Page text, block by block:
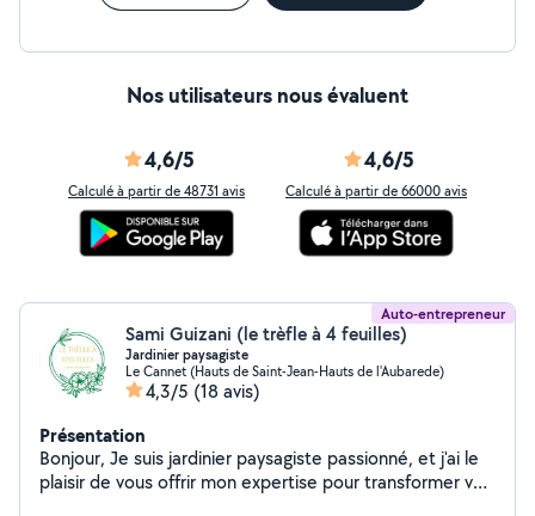
Nos utilisateurs nous évaluent
4,6/5
Calculé à partir de 48731 avis
4,6/5
Calculé à partir de 66000 avis
Auto-entrepreneur
Sami Guizani (le trèfle à 4 feuilles)
Jardinier paysagiste
Le Cannet (Hauts de Saint-Jean-Hauts de l'Aubarede)
4,3/5 (18 avis)
Présentation
Bonjour, Je suis jardinier paysagiste passionné, et j'ai le
plaisir de vous offrir mon expertise pour transformer vos